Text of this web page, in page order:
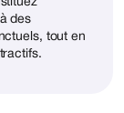
des
tout en